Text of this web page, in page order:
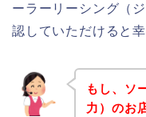
ーラーリーシング（
認していただけると幸
もし、ソ
力）のお